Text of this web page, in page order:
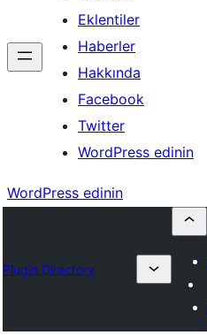
Eklentiler
Haberler
Hakkında
Facebook
Twitter
WordPress edinin
WordPress edinin
Plugin Directory